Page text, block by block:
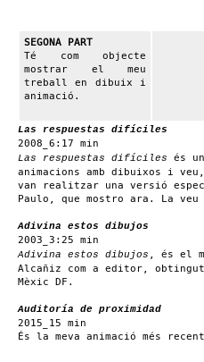
SEGONA PART
Té com objecte
mostrar el meu
treball en dibuix i
animació.
Las respuestas difíciles
2008_6:17 min
Las respuestas difíciles és
animacions amb dibuixos i
van realitzar una versió
Paulo, que mostro ara. La veu
Adivina estos dibujos
2003_3:25 min
Adivina estos dibujos , és el
Alcañiz com a editor, obtingut
Mèxic DF.
Auditoría de proximidad
2015_15 min
És la meva animació més